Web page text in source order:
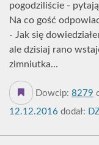
pogodziliście -
Na co gość
- Jak się
ale dzisiaj rano
zimniutka...
Dowcip: 8279
12.12.2016 dodał: